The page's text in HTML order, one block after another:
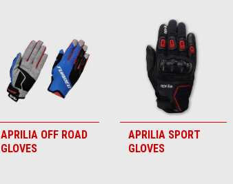
APRILIA OFF ROAD
GLOVES
APRILIA SPORT
GLOVES